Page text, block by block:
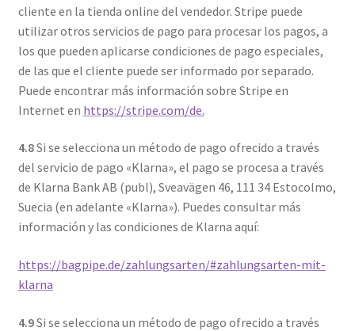
cliente en la tienda online del vendedor. Stripe puede
utilizar otros servicios de pago para procesar los pagos, a
los que pueden aplicarse condiciones de pago especiales,
de las que el cliente puede ser informado por separado.
Puede encontrar más información sobre Stripe en
Internet en https://stripe.com/de.
4.8Si se selecciona un método de pago ofrecido a través
del servicio de pago «Klarna», el pago se procesa a través
de Klarna Bank AB (publ), Sveavägen 46, 111 34 Estocolmo,
Suecia (en adelante «Klarna»). Puedes consultar más
información y las condiciones de Klarna aquí:
https://bagpipe.de/zahlungsarten/#zahlungsarten-mit-
klarna
4.9Si se selecciona un método de pago ofrecido a través